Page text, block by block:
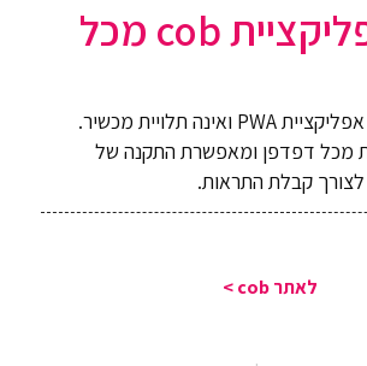
רישום לאפליקציית cob מכל
אפליקציית cob היא אפליקציית PWA ואינה תלויית מכשיר.
מכל דפדפן ומאפשרת התקנה של
קבלת התראות.
לאתר cob >